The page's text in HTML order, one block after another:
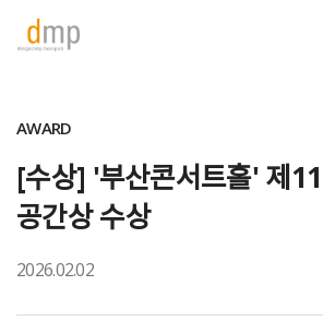
AWARD
[수상] '부산콘서트홀' 제
공간상 수상
2026.02.02